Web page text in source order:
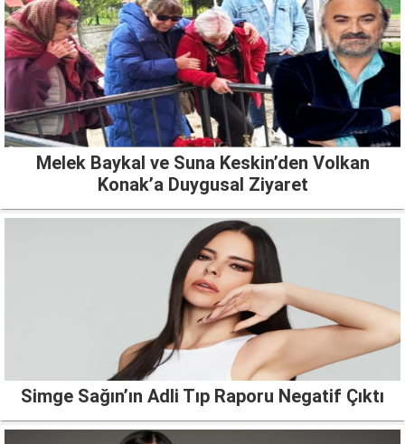
Melek Baykal ve Suna Keskin’den Volkan
Konak’a Duygusal Ziyaret
Simge Sağın’ın Adli Tıp Raporu Negatif Çıktı